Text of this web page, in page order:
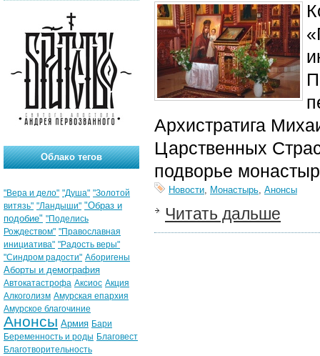
Архистратига
Царственных
подворье
Новости, Монастырь, Анонсы
Читать дальше
Облако тегов
"Вера и дело" "Душа" "Золотой
витязь" "Ландыши" "Образ и
подобие" "Поделись
Рождеством" "Православная
инициатива" "Радость веры"
"Синдром радости" Аборигены
Аборты и демография
Автокатастрофа Аксиос Акция
Алкоголизм Амурская епархия
Амурское благочиние
Анонсы Армия Бари
Беременность и роды Благовест
Благотворительность